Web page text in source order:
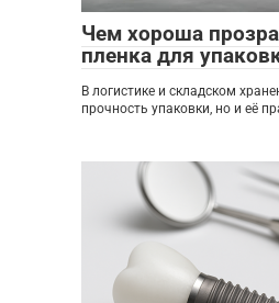
Чем хороша
пленка для
В логистике и складском
прочность упаковки, но и её